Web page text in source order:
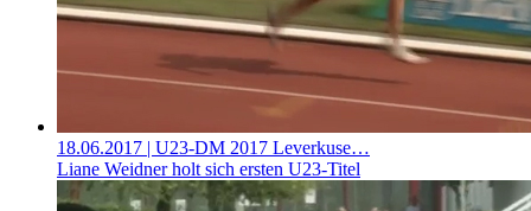
18.06.2017 | U23-DM 2017 Leverkuse…
Liane Weidner holt sich ersten U23-Titel